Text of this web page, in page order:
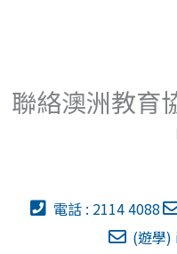
聯絡澳洲教育
電話 : 2114 4088
(遊學)